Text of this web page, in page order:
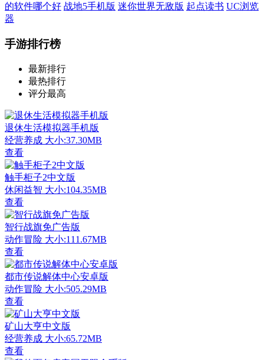
的软件哪个好 战地5手机版 迷你世界无敌版 起点读书 UC浏览
器
手游排行榜
最新排行
最热排行
评分最高
退休生活模拟器手机版
经营养成 大小:37.30MB
查看
触手柜子2中文版
休闲益智 大小:104.35MB
查看
智行战旗免广告版
动作冒险 大小:111.67MB
查看
都市传说解体中心安卓版
动作冒险 大小:505.29MB
查看
矿山大亨中文版
经营养成 大小:65.72MB
查看